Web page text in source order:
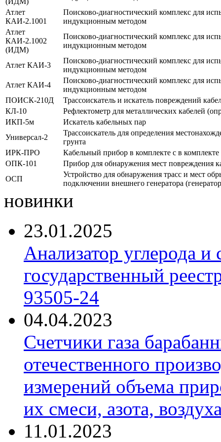
Атлет
КАИ-2.1001
Поисково-диагностический комплекс для
индукционным методом
Атлет
КАИ-2.1002
(ИДМ)
Поисково-диагностический комплекс для
индукционным методом
Атлет КАИ-3
Поисково-диагностический комплекс для
индукционным методом
Атлет КАИ-4
Поисково-диагностический комплекс для
индукционным методом
ПОИСК-210Д
Трассоискатель и искатель повреждений
КЛ-10
Рефлектометр для металлических кабелей
ИКП-5м
Искатель кабельных пар
Универсал-2
Трассоискатель для определения
грунта
ИРК-ПРО
Кабельный прибор в комплекте с в
ОПК-101
Прибор для обнаружения мест повреждения
ОСП
Устройство для обнаружения трасс и мест
подключении внешнего генератора
новинки
23.01.2025
Анализатор углерода
государственный
93505-24
04.04.2023
Счетчики газа
отечественного
измерений объема
их смеси, азота,
11.01.2023